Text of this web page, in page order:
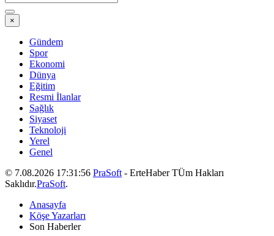
×
Gündem
Spor
Ekonomi
Dünya
Eğitim
Resmi İlanlar
Sağlık
Siyaset
Teknoloji
Yerel
Genel
© 7.08.2026 17:31:56 PraSoft - ErteHaber TÜm Hakları
Saklıdır.PraSoft.
Anasayfa
Köşe Yazarları
Son Haberler